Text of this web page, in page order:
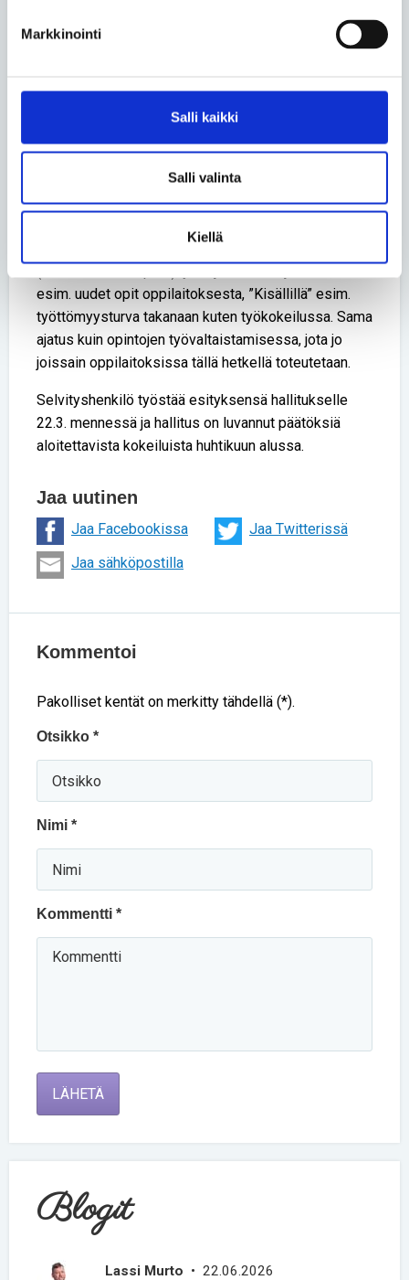
Markkinointi
Salli kaikki
Salli valinta
Kiellä
sitoutunut (kts. kohta 2). Työkokeilun ja
sosiaaliturva ja ansiotulot joustavasti ettei synny
tuloloukkua tai tilannetta ettei kannata työllistyä.
kesätyöllistymisen tukemiseen (siis mahdollisuus
SANSSIin ja palkkatukeen vaikka ei ole työtön
työnhakija, vammaisuus ja ikä perustana).
suunnitteleva ”kisälliksi” toimivalle yrittäjälle
esim. uudet opit oppilaitoksesta, ”Kisällillä” esim.
työttömyysturva takanaan kuten työkokeilussa. Sama
ajatus kuin opintojen työvaltaistamisessa, jota jo
joissain oppilaitoksissa tällä hetkellä toteutetaan.
Selvityshenkilö työstää esityksensä hallitukselle
22.3. mennessä ja hallitus on luvannut päätöksiä
aloitettavista kokeiluista huhtikuun alussa.
Jaa uutinen
Jaa Facebookissa
Jaa Twitterissä
Jaa sähköpostilla
Kommentoi
Pakolliset kentät on merkitty tähdellä (*).
Otsikko *
Nimi *
Kommentti *
LÄHETÄ
Blogit
Lassi Murto • 22.06.2026